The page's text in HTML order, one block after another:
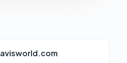
avisworld.com